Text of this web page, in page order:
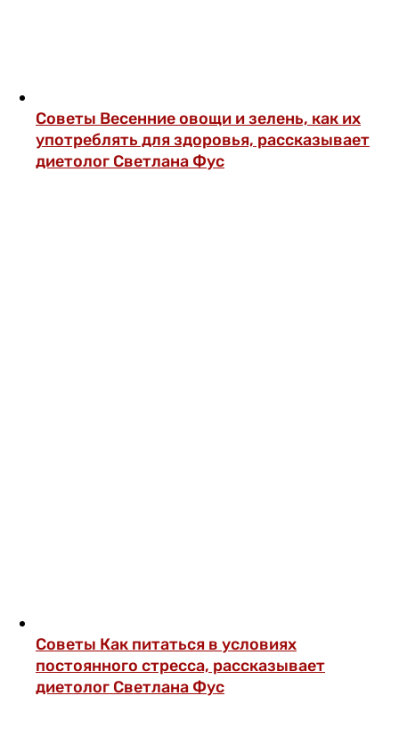
Советы Весенние овощи и зелень, как их
употреблять для здоровья, рассказывает
диетолог Светлана Фус
Советы Как питаться в условиях
постоянного стресса, рассказывает
диетолог Светлана Фус